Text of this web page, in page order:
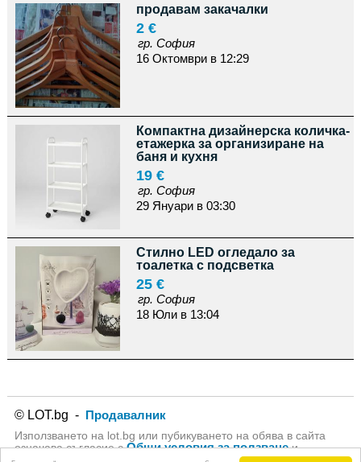
продавам закачалки
2 €
гр. София
16 Октомври в 12:29
Компактна дизайнерска количка-
етажерка за организиране на
баня и кухня
19 €
гр. София
29 Януари в 03:30
Стилно LED огледало за
тоалетка с подсветка
25 €
гр. София
18 Юли в 13:04
© LOT.bg - Продавалник
Използването на lot.bg или пубикуването на обява в сайта
означава съгласие сОбщи условия за ползванеи
Политика за личните данни на lot.bg